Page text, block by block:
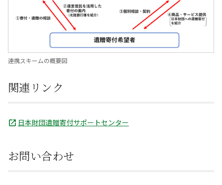
連携スキームの概要図
関連リンク
日本財団遺贈寄付サポートセンター
お問い合わせ